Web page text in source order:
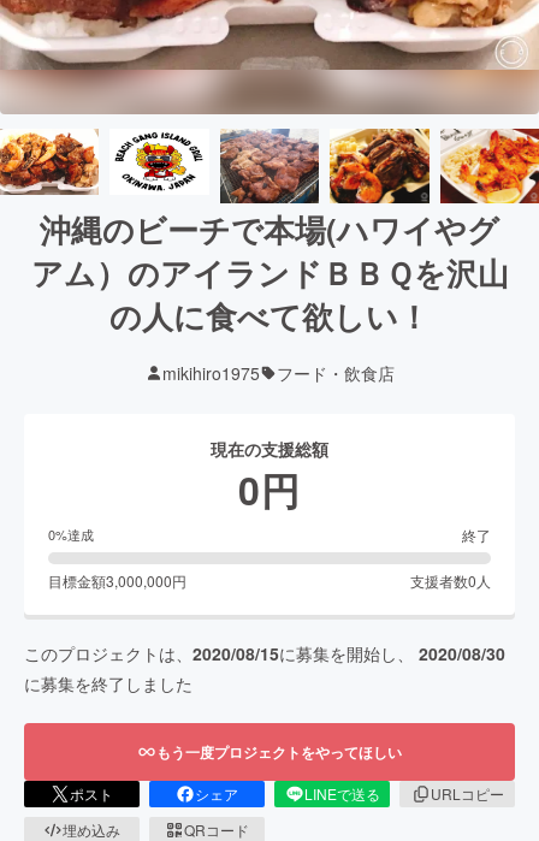
沖縄のビーチで本場(ハワイやグ
アム）のアイランドＢＢＱを沢山
の人に食べて欲しい！
mikihiro1975 フード・飲食店
現在の支援総額
0円
0%達成 終了
目標金額3,000,000円 支援者数0 人
このプロジェクトは、 2020/08/15に募集を開始し、 2020/08/30
に募集を終了しました
もう一度プロジェクトをやってほしい
ポスト シェア LINEで送る
URLコピー
埋め込み
QRコード